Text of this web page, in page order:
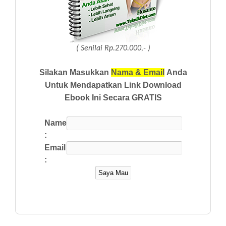
( Senilai Rp.270.000,- )
Silakan Masukkan Nama & Email Anda
Untuk Mendapatkan Link Download
Ebook Ini Secara GRATIS
Name
:
Email
: